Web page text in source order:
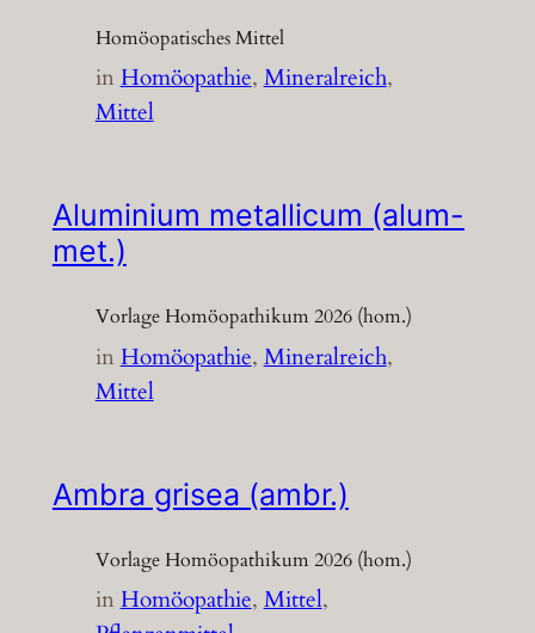
Homöopatisches Mittel
inHomöopathie, Mineralreich
Mittel
Aluminium metallicum (alum-
met.)
Vorlage Homöopathikum 2026 (hom.)
inHomöopathie, Mineralreich
Mittel
Ambra grisea (ambr.)
Vorlage Homöopathikum 2026 (hom.)
inHomöopathie, Mittel